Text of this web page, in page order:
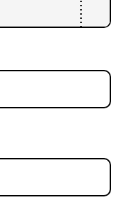
いいえ
会社概
方へ
プライ